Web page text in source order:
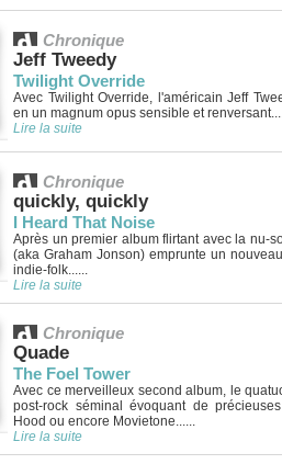
Chronique
Jeff Tweedy
Twilight Override
Avec Twilight Override, l'américain Jeff
en un magnum opus sensible et
Lire la suite
Chronique
quickly, quickly
I Heard That Noise
Après un premier album flirtant avec la nu-
(aka Graham Jonson) emprunte un
indie-folk......
Lire la suite
Chronique
Quade
The Foel Tower
Avec ce merveilleux second album, le
post-rock séminal évoquant de
Hood ou encore Movietone......
Lire la suite